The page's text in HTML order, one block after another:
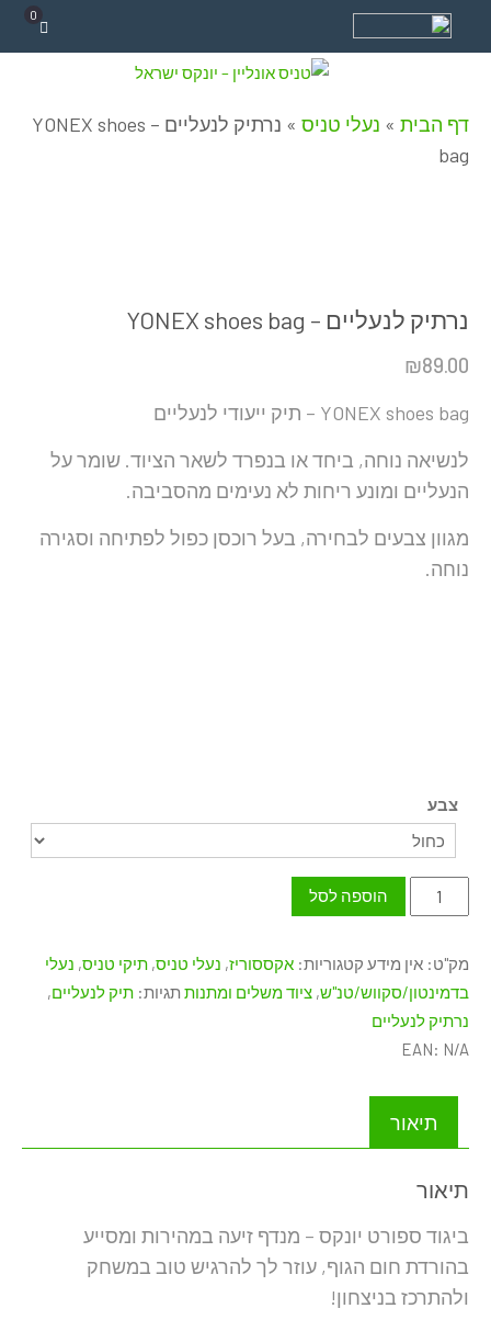
0
דף הבית » נעלי טניס »
נרתיק לנעליים – YONEX shoes
bag
נרתיק לנעליים – YONEX shoes bag
₪89.00
YONEX shoes bag – תיק ייעודי לנעליים
לנשיאה נוחה, ביחד או בנפרד לשאר הציוד. שומר על
הנעליים ומונע ריחות לא נעימים מהסביבה.
מגוון צבעים לבחירה, בעל רוכסן כפול לפתיחה וסגירה
נוחה.
צבע
כמות
של
לנעליים
-
YONEX
shoes
הוספה לסל
מק"ט: אין מידע קטגוריות: אקססוריז, נעלי טניס, תיקי טניס, נעלי
בדמינטון/סקווש/טנ"ש, ציוד משלים ומתנות תגיות: תיק לנעליים,
נרתיק לנעליים
EAN: N/A
תיאור
תיאור
ביגוד ספורט יונקס – מנדף זיעה במהירות ומסייע
בהורדת חום הגוף, עוזר לך להרגיש טוב במשחק
ולהתרכז בניצחון!